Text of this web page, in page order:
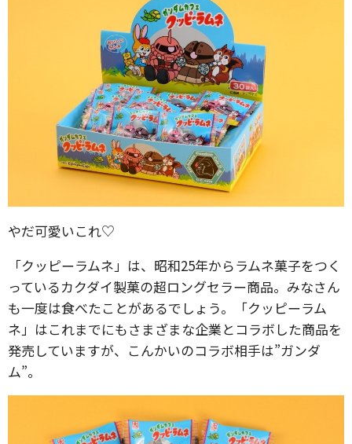
やだ可愛いこれ♡
「クッピーラムネ」は、昭和25年からラムネ菓子をつく
っているカクダイ製菓の超ロングセラー商品。みなさん
も一度は食べたことがあるでしょう。「クッピーラム
ネ」はこれまでにもさまざまな企業とコラボした商品を
発売していますが、こんかいのコラボ相手は”ガンダ
ム”。